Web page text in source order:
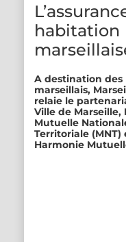
habitation
A destination des
marseillais,
relaie le
Ville de Marseille,
Mutuelle
Territoriale (MNT)
Harmonie